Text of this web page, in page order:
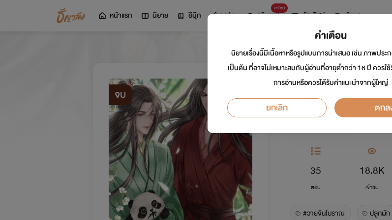
หน้าแรก นิยาย อีบุ๊ก การ์ตูน
มาใหม่
ดรีมแชท ธัญลิสต์ ค้นหา
จบ
สามี ข้าหย่า
นักเขียน:หนูแนะ
Y
35
ตอน
18.8K
เข้าชม
#วายจีนโบราณ ปลูกผัก
คำเตือน
นิยายเรื่องนี้มีเนื้อหาหรือรูปแบบการนำเสนอ เช่น ภาพประ
เป็นต้น ที่อาจไม่เหมาะสมกับผู้อ่านที่อายุต่ำกว่า 18 ปี ควร
การอ่านหรือควรได้รับคำแนะนำจากผู้ใหญ่
ยกเลิก ตกล